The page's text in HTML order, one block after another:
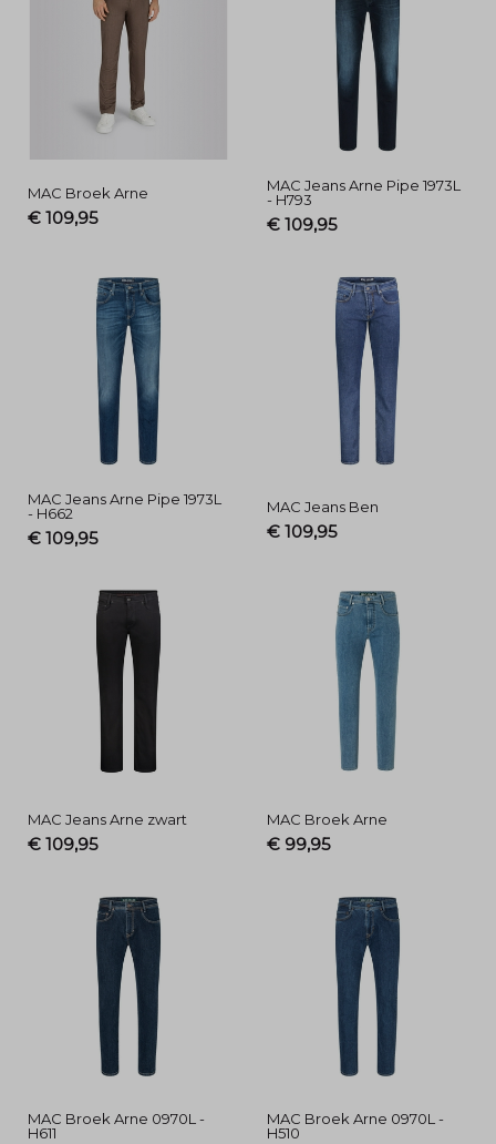
MAC Broek Arne
€ 109,95
MAC Jeans Arne Pipe 1973L
- H793
€ 109,95
MAC Jeans Arne Pipe 1973L
- H662
€ 109,95
MAC Jeans Ben
€ 109,95
MAC Jeans Arne zwart
€ 109,95
MAC Broek Arne
€ 99,95
MAC Broek Arne 0970L -
H611
MAC Broek Arne 0970L -
H510